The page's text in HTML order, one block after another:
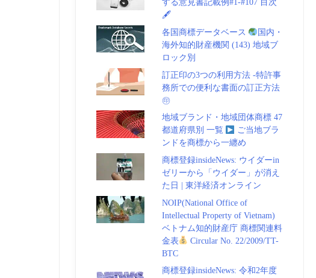
する意見書記載例#1-#107 目次
🖋
各国商標データベース
国内・
海外知的財産機関 (143) 地域ブ
ロック別
訂正印の3つの利用方法 -特許事
務所での便利な書面の訂正方法
㊞
地域ブランド・地域団体商標 47
都道府県別 一覧
ご当地ブラ
ンドを商標から一纏め
商標登録insideNews: ウイダーin
ゼリーから「ウイダー」が消え
た日 | 東洋経済オンライン
NOIP(National Office of
Intellectual Property of Vietnam)
ベトナム知的財産庁 商標関連料
金表
Circular No. 22/2009/TT-
BTC
商標登録insideNews: 令和2年度